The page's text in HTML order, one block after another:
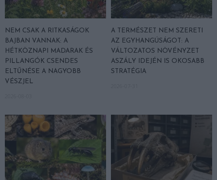
NEM CSAK A RITKASÁGOK
BAJBAN VANNAK: A
HÉTKÖZNAPI MADARAK ÉS
PILLANGÓK CSENDES
ELTŰNÉSE A NAGYOBB
VÉSZJEL
A TERMÉSZET NEM SZERETI
AZ EGYHANGÚSÁGOT: A
VÁLTOZATOS NÖVÉNYZET
ASZÁLY IDEJÉN IS OKOSABB
STRATÉGIA